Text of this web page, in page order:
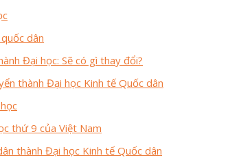
dân
Đại học: Sẽ có gì thay đổi?
thành Đại học Kinh tế Quốc dân
thứ 9 của Việt Nam
thành Đại học Kinh tế Quốc dân